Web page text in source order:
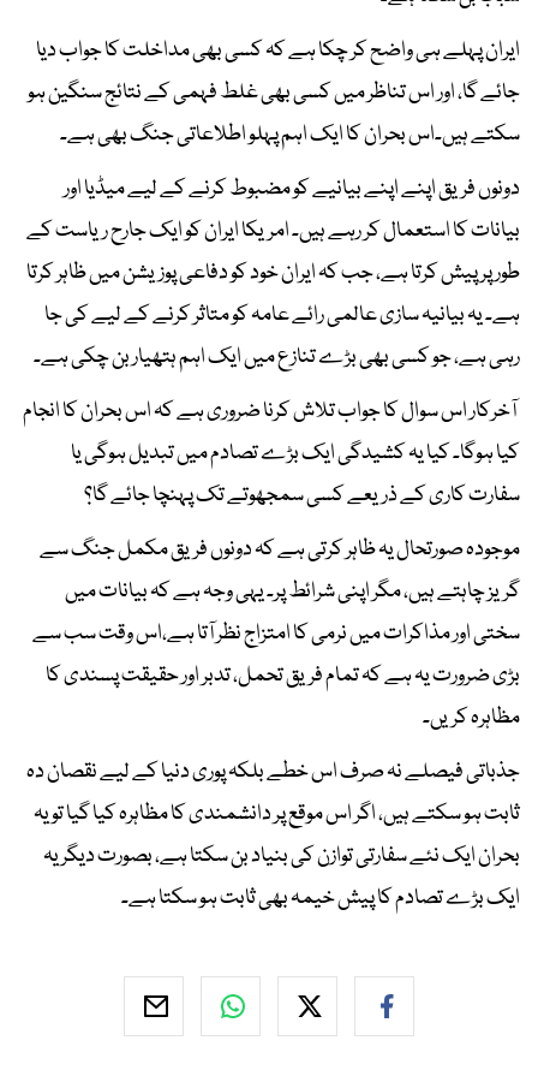
ایران پہلے ہی واضح کر چکا ہے کہ کسی بھی مداخلت کا جواب دیا
جائے گا، اور اس تناظر میں کسی بھی غلط فہمی کے نتائج سنگین ہو
سکتے ہیں۔اس بحران کا ایک اہم پہلو اطلاعاتی جنگ بھی ہے۔
دونوں فریق اپنے اپنے بیانیے کو مضبوط کرنے کے لیے میڈیا اور
بیانات کا استعمال کر رہے ہیں۔ امریکا ایران کو ایک جارح ریاست کے
طور پر پیش کرتا ہے، جب کہ ایران خود کو دفاعی پوزیشن میں ظاہر کرتا
ہے۔ یہ بیانیہ سازی عالمی رائے عامہ کو متاثر کرنے کے لیے کی جا
رہی ہے، جو کسی بھی بڑے تنازع میں ایک اہم ہتھیار بن چکی ہے۔
آخرکار اس سوال کا جواب تلاش کرنا ضروری ہے کہ اس بحران کا انجام
کیا ہوگا۔ کیا یہ کشیدگی ایک بڑے تصادم میں تبدیل ہوگی یا
سفارت کاری کے ذریعے کسی سمجھوتے تک پہنچا جائے گا؟
موجودہ صورتحال یہ ظاہر کرتی ہے کہ دونوں فریق مکمل جنگ سے
گریز چاہتے ہیں، مگر اپنی شرائط پر۔ یہی وجہ ہے کہ بیانات میں
سختی اور مذاکرات میں نرمی کا امتزاج نظر آتا ہے،اس وقت سب سے
بڑی ضرورت یہ ہے کہ تمام فریق تحمل، تدبر اور حقیقت پسندی کا
مظاہرہ کریں۔
جذباتی فیصلے نہ صرف اس خطے بلکہ پوری دنیا کے لیے نقصان دہ
ثابت ہو سکتے ہیں، اگر اس موقع پر دانشمندی کا مظاہرہ کیا گیا تو یہ
بحران ایک نئے سفارتی توازن کی بنیاد بن سکتا ہے، بصورت دیگر یہ
ایک بڑے تصادم کا پیش خیمہ بھی ثابت ہو سکتا ہے۔